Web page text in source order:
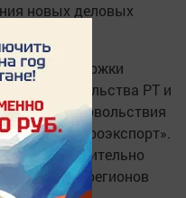
новых деловых
поддержки
РТ и
и продовольствия
ФГБУ «Агроэкспорт».
дополнительно
8 регионов